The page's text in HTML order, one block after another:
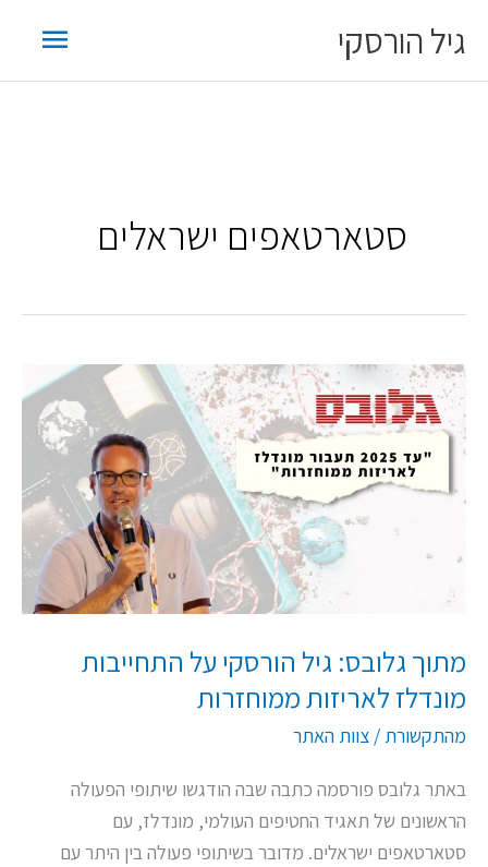
לתוכןגיל הורסקי
ראשי
סטארטאפים ישראלים
מתוך גלובס: גיל הורסקי על התחייבות
מונדלז לאריזות ממוחזרות
מהתקשורת / צוות האתר
באתר גלובס פורסמה כתבה שבה הודגשו שיתופי הפעולה
הראשונים של תאגיד החטיפים העולמי, מונדלז, עם
סטארטאפים ישראלים. מדובר בשיתופי פעולה בין היתר עם
מתוך
גלובס:
גיל
על
מונדלז
לאריזות